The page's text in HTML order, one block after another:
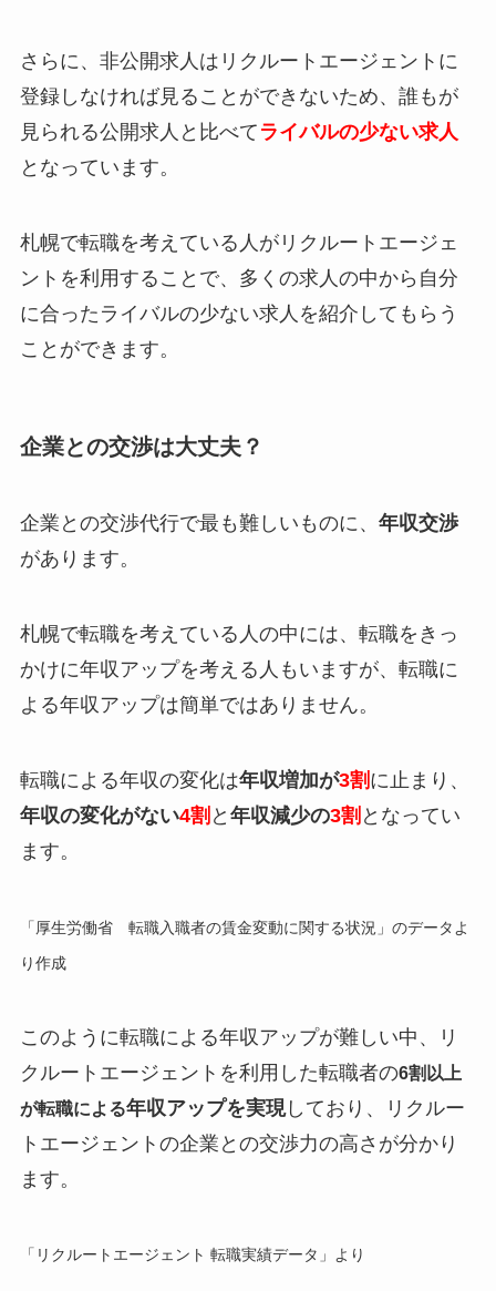
さらに、非公開求人は リクルートエージェントに
登録しなければ見ることができないため、誰もが
見られる公開求人と比べて ライバルの少ない求人
となっています。
札幌で転職を考えている人がリクルートエージェ
ントを利用することで、多くの求人の中から自分
に合ったライバルの少ない求人を紹介してもらう
ことができます。
企業との交渉は大丈夫？
企業との交渉代行で最も難しいものに、 年収交渉
があります。
札幌で転職を考えている人の中には、転職をきっ
かけに年収アップを考える人もいますが、転職に
よる年収アップは簡単ではありません。
転職による年収の変化は年収増加が3割 に止まり、
年収の変化がない4割 と 年収減少の3割 となってい
ます。
「厚生労働省 転職入職者の賃金変動に関する状況」のデータよ
り作成
このように転職による年収アップが難しい中、リ
クルートエージェントを利用した転職者の6割以上
が転職による年収アップを実現しており、リクルー
トエージェントの企業との交渉力の高さが分かり
ます。
「リクルートエージェント 転職実績データ」より